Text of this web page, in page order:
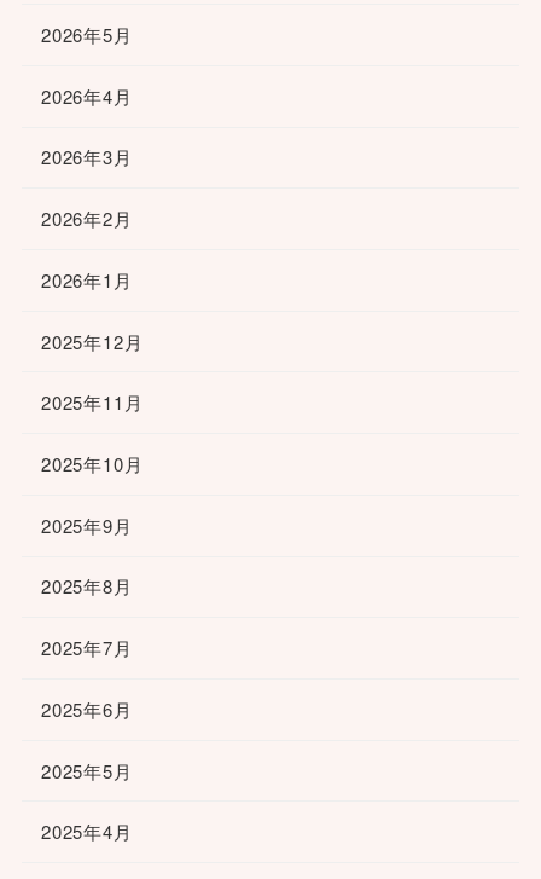
2026年5月
2026年4月
2026年3月
2026年2月
2026年1月
2025年12月
2025年11月
2025年10月
2025年9月
2025年8月
2025年7月
2025年6月
2025年5月
2025年4月